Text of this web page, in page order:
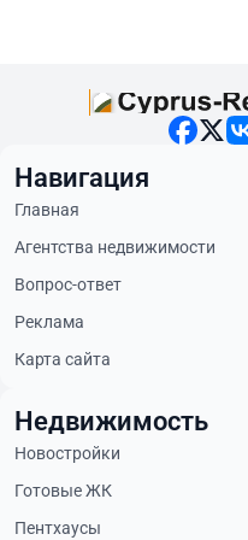
Навигация
Главная
Агентства недвижимости
Вопрос-ответ
Реклама
Карта сайта
Недвижимость
Новостройки
Готовые ЖК
Пентхаусы